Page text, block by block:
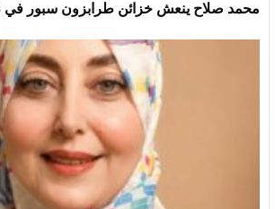
محمد صلاح ينعش خزائن طرابزون سبور في 3 أيام